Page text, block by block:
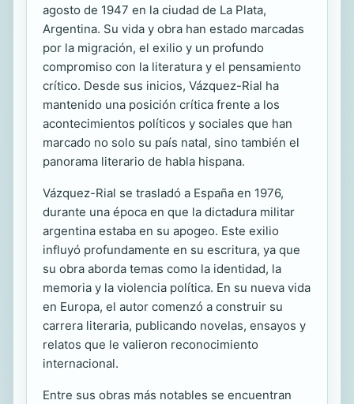
agosto de 1947 en la ciudad de La Plata,
Argentina. Su vida y obra han estado marcadas
por la migración, el exilio y un profundo
compromiso con la literatura y el pensamiento
crítico. Desde sus inicios, Vázquez-Rial ha
mantenido una posición crítica frente a los
acontecimientos políticos y sociales que han
marcado no solo su país natal, sino también el
panorama literario de habla hispana.
Vázquez-Rial se trasladó a España en 1976,
durante una época en que la dictadura militar
argentina estaba en su apogeo. Este exilio
influyó profundamente en su escritura, ya que
su obra aborda temas como la identidad, la
memoria y la violencia política. En su nueva vida
en Europa, el autor comenzó a construir su
carrera literaria, publicando novelas, ensayos y
relatos que le valieron reconocimiento
internacional.
Entre sus obras más notables se encuentran